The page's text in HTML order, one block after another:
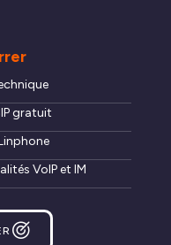
gratuit
VoIP et IM